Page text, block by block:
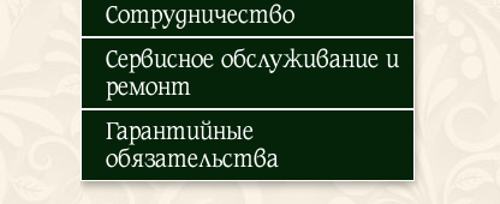
Сотрудничество
Сервисное обслуживание и
ремонт
Гарантийные
обязательства